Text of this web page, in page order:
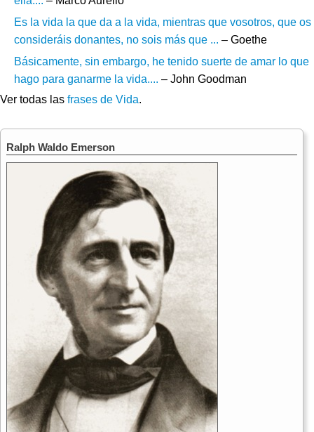
Es la vida la que da a la vida, mientras que vosotros, que os
consideráis donantes, no sois más que ... – Goethe
Básicamente, sin embargo, he tenido suerte de amar lo que
hago para ganarme la vida.... – John Goodman
Ver todas las frases de Vida.
Ralph Waldo Emerson